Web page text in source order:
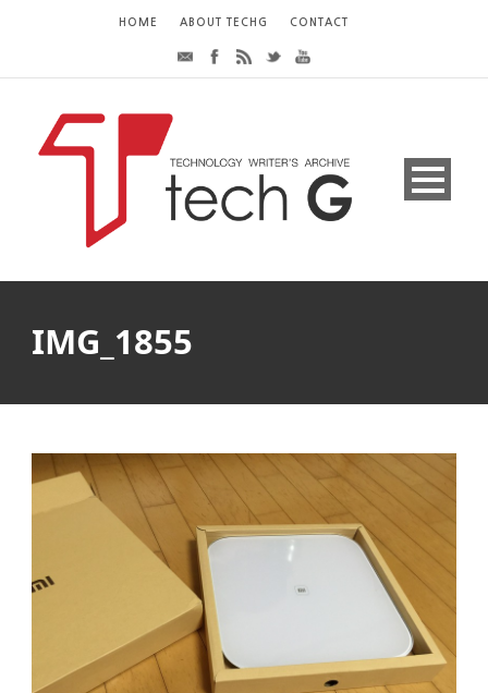
HOME ABOUT TECHG CONTACT
IMG_1855